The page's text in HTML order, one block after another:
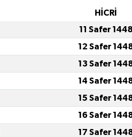
HİCRİ
11 Safer 1448
12 Safer
13 Safer
14 Safer
15 Safer
16 Safer
17 Safer